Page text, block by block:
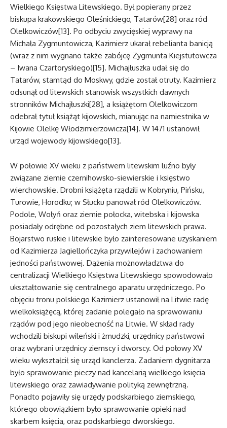
Wielkiego Księstwa Litewskiego. Był popierany przez
biskupa krakowskiego Oleśnickiego, Tatarów[28] oraz ród
Olelkowiczów[13]. Po odbyciu zwycięskiej wyprawy na
Michała Zygmuntowicza, Kazimierz ukarał rebelianta banicją
(wraz z nim wygnano także zabójcę Zygmunta Kiejstutowcza
– Iwana Czartoryskiego)[15]. Michajłuszka udał się do
Tatarów, stamtąd do Moskwy, gdzie został otruty. Kazimierz
odsunął od litewskich stanowisk wszystkich dawnych
stronników Michajłuszki[28], a książętom Olelkowiczom
odebrał tytuł książąt kijowskich, mianując na namiestnika w
Kijowie Olelkę Włodzimierzowicza[14]. W 1471 ustanowił
urząd wojewody kijowskiego[13].
W połowie XV wieku z państwem litewskim luźno były
związane ziemie czernihowsko-siewierskie i księstwo
wierchowskie. Drobni książęta rządzili w Kobryniu, Pińsku,
Turowie, Horodku; w Słucku panował ród Olelkowiczów.
Podole, Wołyń oraz ziemie połocka, witebska i kijowska
posiadały odrębne od pozostałych ziem litewskich prawa.
Bojarstwo ruskie i litewskie było zainteresowane uzyskaniem
od Kazimierza Jagiellończyka przywilejów i zachowaniem
jedności państwowej. Dążenia możnowładztwa do
centralizacji Wielkiego Księstwa Litewskiego spowodowało
ukształtowanie się centralnego aparatu urzędniczego. Po
objęciu tronu polskiego Kazimierz ustanowił na Litwie radę
wielkoksiążęcą, której zadanie polegało na sprawowaniu
rządów pod jego nieobecność na Litwie. W skład rady
wchodzili biskupi wileński i żmudzki, urzędnicy państwowi
oraz wybrani urzędnicy ziemscy i dworscy. Od połowy XV
wieku wykształcił się urząd kanclerza. Zadaniem dygnitarza
było sprawowanie pieczy nad kancelarią wielkiego księcia
litewskiego oraz zawiadywanie polityką zewnętrzną.
Ponadto pojawiły się urzędy podskarbiego ziemskiego,
którego obowiązkiem było sprawowanie opieki nad
skarbem księcia, oraz podskarbiego dworskiego.